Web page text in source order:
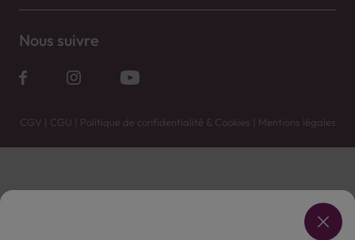
Nous suivre
CGV | CGU | Politique de confidentialité & Cookies | Mentions légales
Vente uniquement en caves. Contactez votre caviste pour plus de renseignements.
L'ABUS D'ALCOOL EST DANGEREUX POUR LA SANTÉ, À CONSOMMER AVEC MODÉRATION.